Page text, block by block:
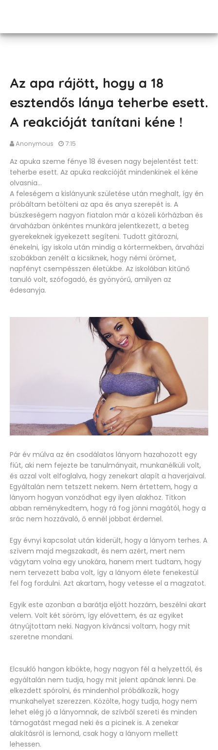
Az apa rájött, hogy a 18
esztendős lánya teherbe esett.
A reakcióját tanítani kéne !
Anonymous 7:15
Az apuka szeme fénye 18 évesen nagy bejelentést tett:
teherbe esett. Az apuka reakcióját mindenkinek el kéne
olvasnia…
A feleségem a kislányunk születése után meghalt, így én
próbáltam betölteni az apa és anya szerepét is. A
büszkeségem nagyon fiatalon már a közeli kórházban és
árvaházban önkéntes munkára jelentkezett, a beteg
gyerekeknek igyekezett segíteni. Tudott gitározni,
énekelni, így iskola után mindig a kórtermekben, árvaházi
szobákban zenélt a kicsiknek, hogy némi örömet,
napfényt csempésszen életükbe. Az iskolában kitűnő
tanuló volt, szófogadó, és gyönyörű, amilyen az
édesanyja.
Pár év múlva az én csodálatos lányom hazahozott egy
fiút, aki nem fejezte be tanulmányait, munkanélküli volt,
és azzal volt elfoglalva, hogy zenekart alapít a haverjaival.
Egyáltalán nem tetszett nekem. Nem értettem, hogy a
lányom hogyan vonzódhat egy ilyen alakhoz. Titkon
abban reménykedtem, hogy rá fog jönni magától, hogy a
srác nem hozzávaló, ő ennél jobbat érdemel.
Egy évnyi kapcsolat után kiderült, hogy a lányom terhes. A
szívem majd megszakadt, és nem azért, mert nem
vágytam volna egy unokára, hanem mert tudtam, hogy
nem tervezett baba volt, így a lányom élete fenekestül
fel fog fordulni. Azt akartam, hogy vetesse el a magzatot.
Egyik este azonban a barátja eljött hozzám, beszélni akart
velem. Volt két söröm, így elővettem, és az egyiket
átnyújtottam neki. Nagyon kíváncsi voltam, hogy mit
szeretne mondani.
Elcsukló hangon kibökte, hogy nagyon fél a helyzettől, és
egyáltalán nem tudja, hogy mit jelent apának lenni. De
elkezdett spórolni, és mindenhol próbálkozik, hogy
munkahelyet szerezzen. Közölte, hogy tudja, hogy nem
lehet elég jó a lányomnak, de szívből szereti és minden
támogatást megad neki és a picinek is. A zenekar
alakításról is lemond, csak hogy a lányom mellett
lehessen.